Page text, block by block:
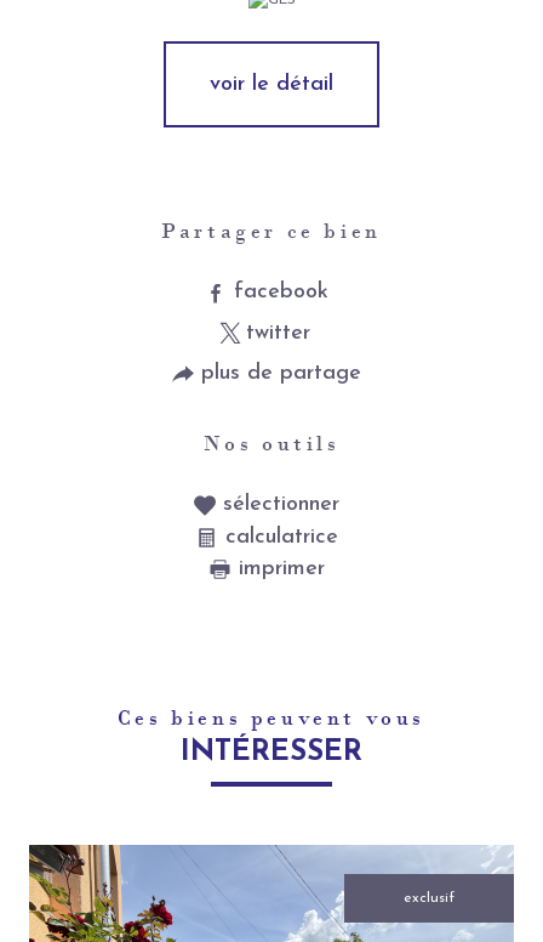
voir le détail
Partager ce bien
facebook
twitter
plus de partage
Nos outils
sélectionner
calculatrice
imprimer
Ces biens peuvent vous
INTÉRESSER
exclusif